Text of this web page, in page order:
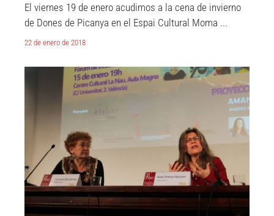
El viernes 19 de enero acudimos a la cena de invierno
de Dones de Picanya en el Espai Cultural Moma ...
22 de enero de 2018